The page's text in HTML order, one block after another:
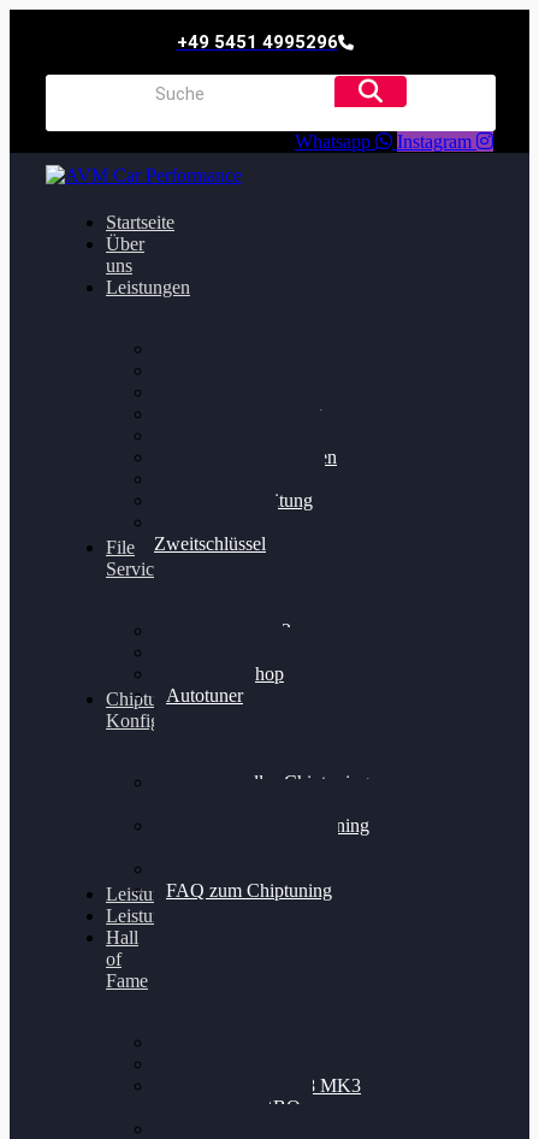
+49 5451 4995296
Whatsapp Instagram
Startseite
Über
uns
Leistungen
Getriebeoptimierung
Bremsscheiben planen
Felgenaufbereitung
Zweitschlüssel
File
Service
Alientech Kess3
Alientech Shop
Autotuner
Chiptuning
Konfigurator
Professionelles Chiptuning
Professionelles Chiptuning
FAQ zum Chiptuning
Leistungsmessung
Leistungsprüfstand
Hall
of
Fame
Nissan GT-R35 3.8 MK3
V6 TWINTURBO